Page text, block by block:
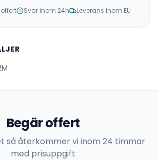
Svar inom 24h Leverans inom EU
Begär offert
så återkommer vi inom 24 timmar
med prisuppgift